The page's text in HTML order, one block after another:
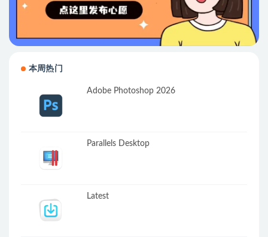
本周热门
Adobe Photoshop 2026
Parallels Desktop
Latest